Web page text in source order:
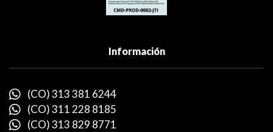
Información
(CO) 313 381 6244
(CO) 311 228 8185
(CO) 313 829 8771